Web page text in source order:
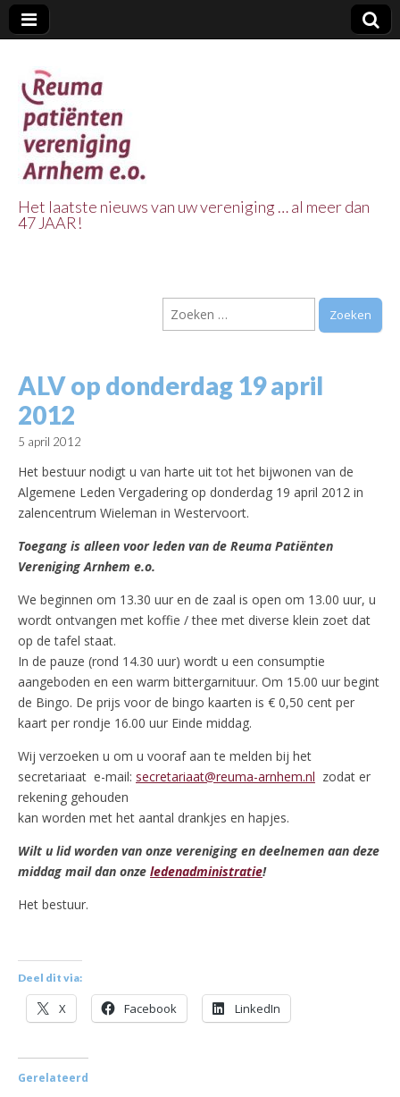
Vereniging
Arnhem e.o.
Het laatste nieuws van uw vereniging … al meer dan
47 JAAR!
Zoeken
naar:
ALV op donderdag 19 april
2012
5 april 2012
Het bestuur nodigt u van harte uit tot het bijwonen van de
Algemene Leden Vergadering op donderdag 19 april 2012 in
zalencentrum Wieleman in Westervoort.
Toegang is alleen voor leden van de Reuma Patiënten
Vereniging Arnhem e.o.
We beginnen om 13.30 uur en de zaal is open om 13.00 uur, u
wordt ontvangen met koffie / thee met diverse klein zoet dat
op de tafel staat.
In de pauze (rond 14.30 uur) wordt u een consumptie
aangeboden en een warm bittergarnituur. Om 15.00 uur begint
de Bingo. De prijs voor de bingo kaarten is € 0,50 cent per
kaart per rondje 16.00 uur Einde middag.
Wij verzoeken u om u vooraf aan te melden bij het
secretariaat e-mail: secretariaat@reuma-arnhem.nl zodat er
rekening gehouden
kan worden met het aantal drankjes en hapjes.
Wilt u lid worden van onze vereniging en deelnemen aan deze
middag mail dan onze ledenadministratie!
Het bestuur.
Deel dit via:
X Facebook LinkedIn
Gerelateerd